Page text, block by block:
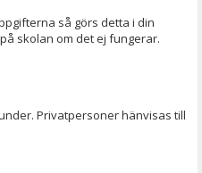
så görs detta i din
skolan om det ej fungerar.
Privatpersoner hänvisas till